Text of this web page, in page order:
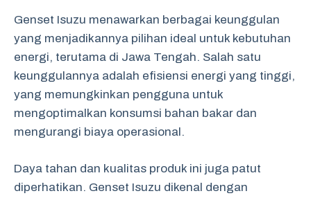
Genset Isuzu menawarkan berbagai keunggulan
yang menjadikannya pilihan ideal untuk kebutuhan
energi, terutama di Jawa Tengah. Salah satu
keunggulannya adalah efisiensi energi yang tinggi,
yang memungkinkan pengguna untuk
mengoptimalkan konsumsi bahan bakar dan
mengurangi biaya operasional.
Daya tahan dan kualitas produk ini juga patut
diperhatikan. Genset Isuzu dikenal dengan